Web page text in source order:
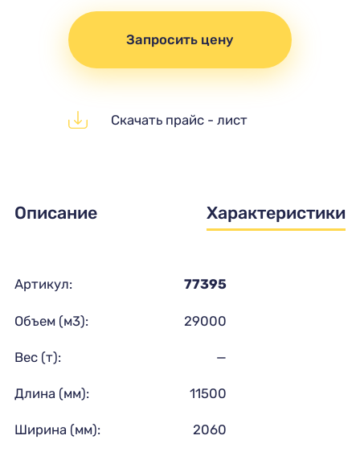
Запросить цену
Скачать прайс - лист
Описание Характеристики
Артикул: 77395
Объем (м3): 29000
Вес (т): —
Длина (мм): 11500
Ширина (мм): 2060